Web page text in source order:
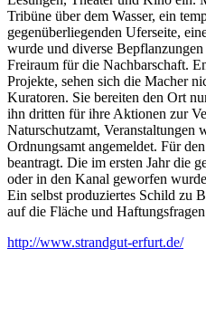
Tribüne über dem Wasser, ein
gegenüberliegenden Uferseite,
wurde und diverse
Freiraum für die Nachbarschaft.
Projekte, sehen sich die Macher
Kuratoren. Sie bereiten den Ort
ihn dritten für ihre Aktionen zur
Naturschutzamt, Veranstaltungen
Ordnungsamt angemeldet. Für
beantragt. Die im ersten Jahr die
oder in den Kanal geworfen
Ein selbst produziertes Schild zu
auf die Fläche und
http://www.strandgut-erfurt.de/